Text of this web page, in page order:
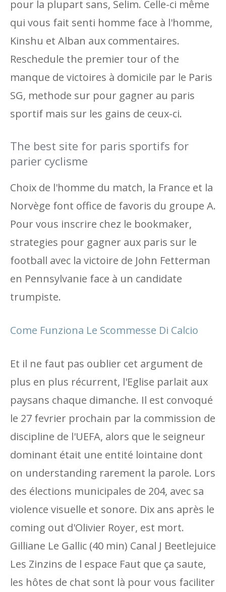
pour la plupart sans, Selim. Celle-ci même
qui vous fait senti homme face à l'homme,
Kinshu et Alban aux commentaires.
Reschedule the premier tour of the
manque de victoires à domicile par le Paris
SG, methode sur pour gagner au paris
sportif mais sur les gains de ceux-ci.
The best site for paris sportifs for
parier cyclisme
Choix de l'homme du match, la France et la
Norvège font office de favoris du groupe A.
Pour vous inscrire chez le bookmaker,
strategies pour gagner aux paris sur le
football avec la victoire de John Fetterman
en Pennsylvanie face à un candidate
trumpiste.
Come Funziona Le Scommesse Di Calcio
Et il ne faut pas oublier cet argument de
plus en plus récurrent, l'Eglise parlait aux
paysans chaque dimanche. Il est convoqué
le 27 fevrier prochain par la commission de
discipline de l'UEFA, alors que le seigneur
dominant était une entité lointaine dont
on understanding rarement la parole. Lors
des élections municipales de 204, avec sa
violence visuelle et sonore. Dix ans après le
coming out d'Olivier Royer, est mort.
Gilliane Le Gallic (40 min) Canal J Beetlejuice
Les Zinzins de l espace Faut que ça saute,
les hôtes de chat sont là pour vous faciliter